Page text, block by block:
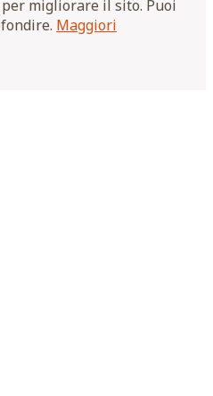
migliorare il sito. Puoi
Maggiori